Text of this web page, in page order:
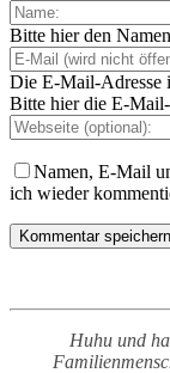
Bitte hier den
Die E-Mail-Adresse
Bitte hier die E-
Namen, E-Mail
ich wieder
Huhu und